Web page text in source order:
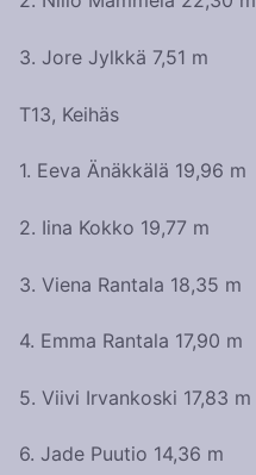
3. Jore Jylkkä 7,51 m
T13, Keihäs
1. Eeva Änäkkälä 19,96 m
2. Iina Kokko 19,77 m
3. Viena Rantala 18,35 m
4. Emma Rantala 17,90 m
5. Viivi Irvankoski 17,83 m
6. Jade Puutio 14,36 m